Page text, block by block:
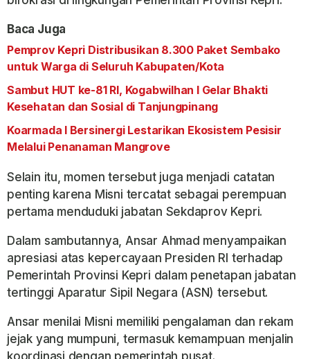
Baca Juga
Pemprov Kepri Distribusikan 8.300 Paket Sembako
untuk Warga di Seluruh Kabupaten/Kota
Sambut HUT ke-81 RI, Kogabwilhan I Gelar Bhakti
Kesehatan dan Sosial di Tanjungpinang
Koarmada I Bersinergi Lestarikan Ekosistem Pesisir
Melalui Penanaman Mangrove
Selain itu, momen tersebut juga menjadi catatan
penting karena Misni tercatat sebagai perempuan
pertama menduduki jabatan Sekdaprov Kepri.
Dalam sambutannya, Ansar Ahmad menyampaikan
apresiasi atas kepercayaan Presiden RI terhadap
Pemerintah Provinsi Kepri dalam penetapan jabatan
tertinggi Aparatur Sipil Negara (ASN) tersebut.
Ansar menilai Misni memiliki pengalaman dan rekam
jejak yang mumpuni, termasuk kemampuan menjalin